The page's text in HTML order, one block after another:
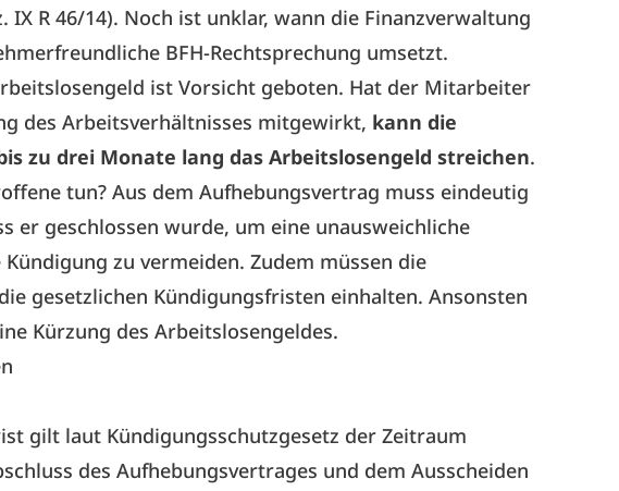
IX R 46/14). Noch ist unklar, wann die Finanzverwaltung
BFH-Rechtsprechung umsetzt.
ist Vorsicht geboten. Hat der Mitarbeiter
des Arbeitsverhältnisses mitgewirkt, kann die
zu drei Monate lang das Arbeitslosengeld streichen.
tun? Aus dem Aufhebungsvertrag muss eindeutig
er geschlossen wurde, um eine unausweichliche
zu vermeiden. Zudem müssen die
gesetzlichen Kündigungsfristen einhalten. Ansonsten
Kürzung des Arbeitslosengeldes.
gilt laut Kündigungsschutzgesetz der Zeitraum
des Aufhebungsvertrages und dem Ausscheiden